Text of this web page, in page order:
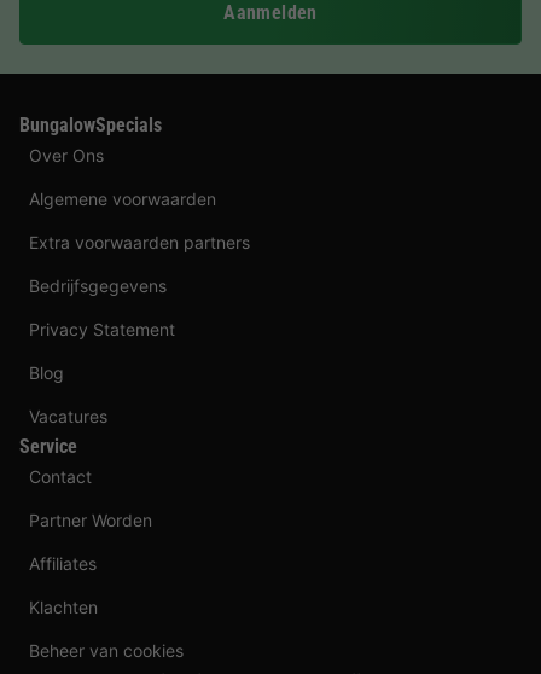
Aanmelden
BungalowSpecials
Over Ons
Algemene voorwaarden
Extra voorwaarden partners
Bedrijfsgegevens
Privacy Statement
Blog
Vacatures
Service
Contact
Partner Worden
Affiliates
Klachten
Beheer van cookies